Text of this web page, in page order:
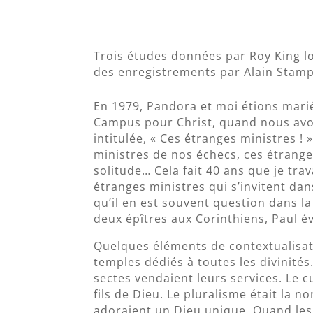
Trois études données par Roy King
des enregistrements par Alain
En 1979, Pandora et moi étions
Campus pour Christ, quand nous
intitulée, « Ces étranges ministres !
ministres de nos échecs, ces
solitude… Cela fait 40 ans que je
étranges ministres qui s’invitent
qu’il en est souvent question dans
deux épîtres aux Corinthiens, Paul
Quelques éléments de
temples dédiés à toutes les
sectes vendaient leurs services. Le
fils de Dieu. Le pluralisme était la